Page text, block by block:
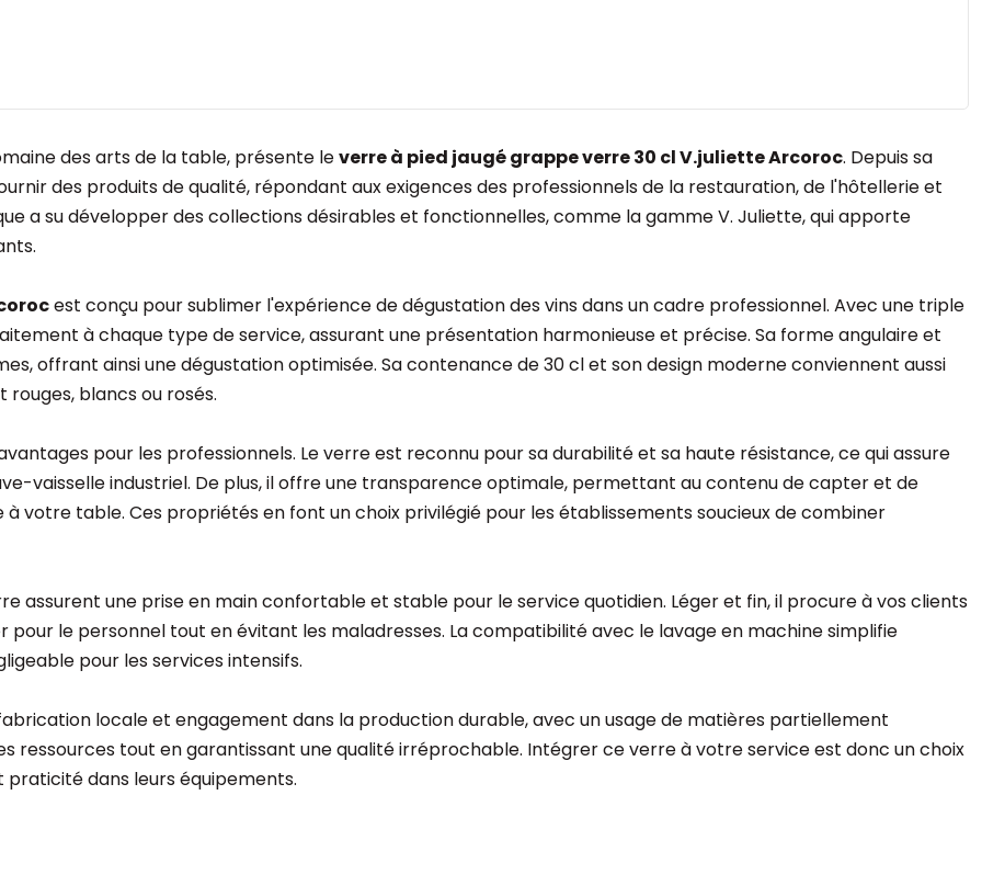
des arts de la table, présente leverre à pied jaugé grappe verre 30 cl V.juliette Arcoroc. Depuis sa
des produits de qualité, répondant aux exigences des professionnels de la restauration, de l'hôtellerie et
a su développer des collections désirables et fonctionnelles, comme la gamme V. Juliette, qui apporte
est conçu pour sublimer l'expérience de dégustation des vins dans un cadre professionnel. Avec une triple
à chaque type de service, assurant une présentation harmonieuse et précise. Sa forme angulaire et
offrant ainsi une dégustation optimisée. Sa contenance de 30 cl et son design moderne conviennent aussi
rouges, blancs ou rosés.
pour les professionnels. Le verre est reconnu pour sa durabilité et sa haute résistance, ce qui assure
vaisselle industriel. De plus, il offre une transparence optimale, permettant au contenu de capter et de
votre table. Ces propriétés en font un choix privilégié pour les établissements soucieux de combiner
assurent une prise en main confortable et stable pour le service quotidien. Léger et fin, il procure à vos clients
le personnel tout en évitant les maladresses. La compatibilité avec le lavage en machine simplifie
pour les services intensifs.
locale et engagement dans la production durable, avec un usage de matières partiellement
ressources tout en garantissant une qualité irréprochable. Intégrer ce verre à votre service est donc un choix
dans leurs équipements.